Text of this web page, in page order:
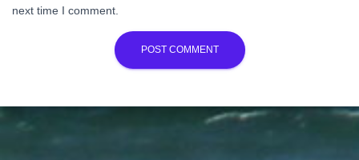
next time I comment.